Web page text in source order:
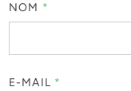
NOM *
E-MAIL *